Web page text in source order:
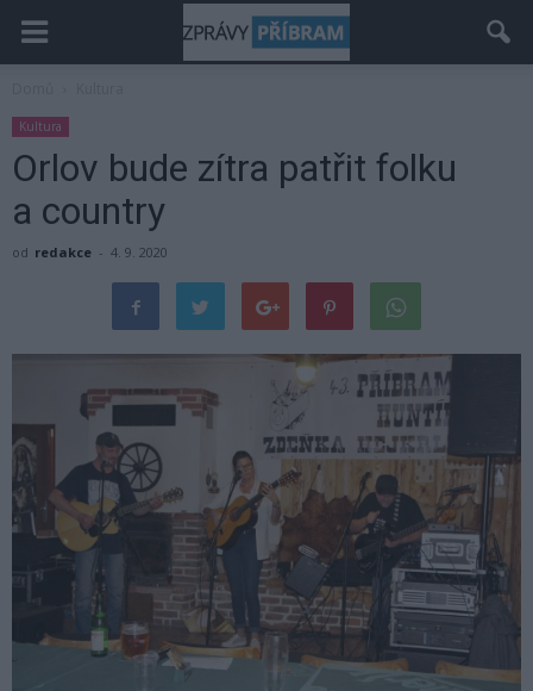
Kultura
Orlov bude zítra patřit folku
a country
od redakce - 4. 9. 2020